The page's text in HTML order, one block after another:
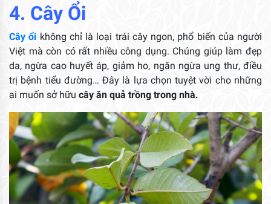
4. Cây Ổi
Cây ổi không chỉ là loại trái cây ngon, phổ biến của người
Việt mà còn có rất nhiều công dụng. Chúng giúp làm đẹp
da, ngừa cao huyết áp, giảm ho, ngăn ngừa ung thư, điều
trị bệnh tiểu đường… Đây là lựa chọn tuyệt vời cho những
ai muốn sở hữu cây ăn quả trồng trong nhà.